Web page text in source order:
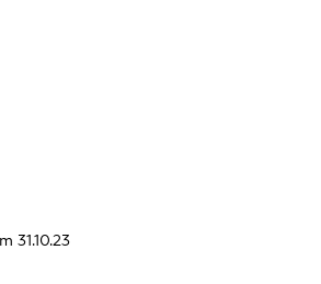
31.10.23